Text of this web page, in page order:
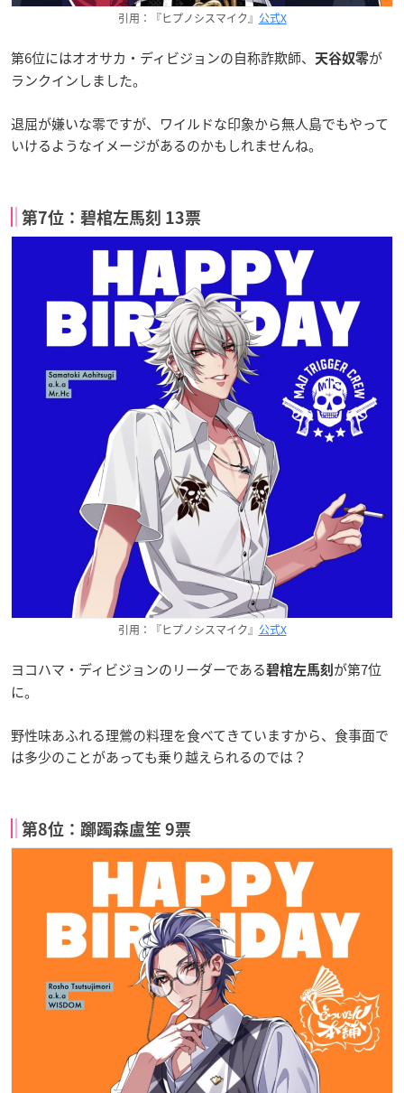
引用：『ヒプノシスマイク』 公式X
第6位にはオオサカ・ディビジョンの自称詐欺師、 天谷奴零が
ランクインしました。
退屈が嫌いな零ですが、ワイルドな印象から無人島でもやって
いけるようなイメージがあるのかもしれませんね。
第7位：碧棺左馬刻 13票
引用：『ヒプノシスマイク』 公式X
ヨコハマ・ディビジョンのリーダーである碧棺左馬刻 が第7位
に。
野性味あふれる理鶯の料理を食べてきていますから、食事面で
は多少のことがあっても乗り越えられるのでは？
第8位：躑躅森盧笙 9票